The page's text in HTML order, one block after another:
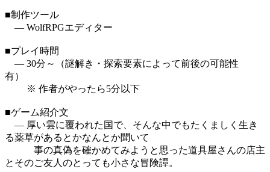
■制作ツール
― WolfRPGエディター
■プレイ時間
― 30分～（謎解き・探索要素によって前後の可能性
有）
※ 作者がやったら5分以下
■ゲーム紹介文
― 厚い雲に覆われた国で、そんな中でもたくましく生き
る薬草があるとかなんとか聞いて
事の真偽を確かめてみようと思った道具屋さんの店主
とそのご友人のとっても小さな冒険譚。